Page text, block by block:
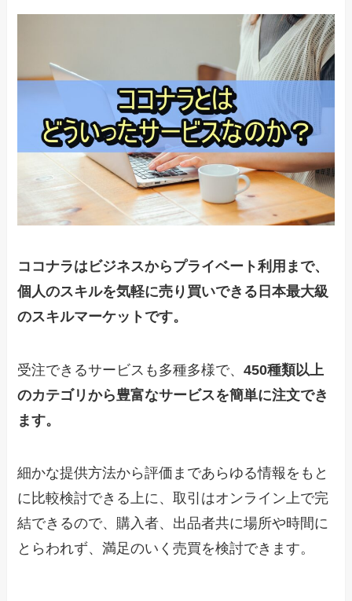
ココナラはビジネスからプライベート利用まで、
個人のスキルを気軽に売り買いできる日本最大級
のスキルマーケットです。
受注できるサービスも多種多様で、450種類以上
のカテゴリから豊富なサービスを簡単に注文でき
ます。
細かな提供方法から評価まであらゆる情報をもと
に比較検討できる上に、取引はオンライン上で完
結できるので、購入者、出品者共に場所や時間に
とらわれず、満足のいく売買を検討できます。